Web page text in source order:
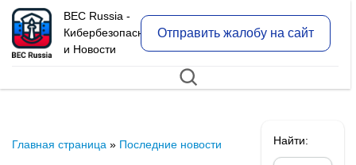
BEC Russia -
Кибербезопасность
и Новости
Отправить жалобу на сайт
Главная страница » Последние новости Найти: